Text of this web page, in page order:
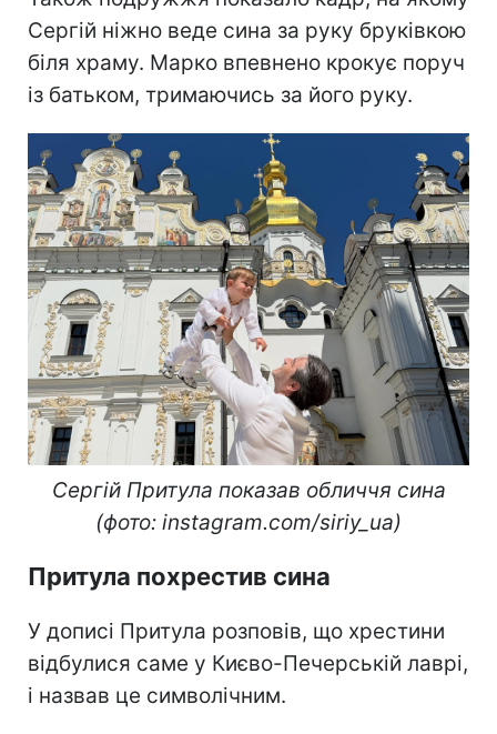
Сергій ніжно веде сина за руку бруківкою
біля храму. Марко впевнено крокує поруч
із батьком, тримаючись за його руку.
Сергій Притула показав обличчя сина
(фото: instagram.com/siriy_ua)
Притула похрестив сина
У дописі Притула розповів, що хрестини
відбулися саме у Києво-Печерській лаврі,
і назвав це символічним.